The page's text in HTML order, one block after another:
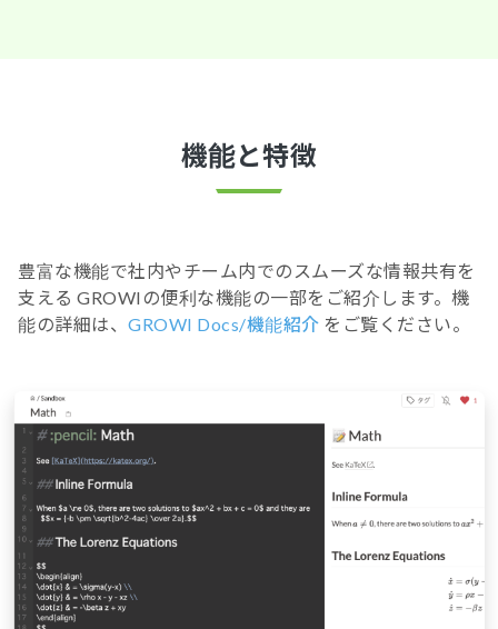
機能と特徴
豊富な機能で社内やチーム内でのスムーズな情報共有を
支える GROWIの便利な機能の一部をご紹介します。機
能の詳細は、 GROWI Docs/機能紹介 をご覧ください。